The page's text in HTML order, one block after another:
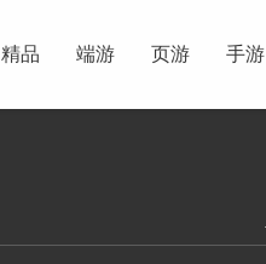
精品 端游 页游 手游